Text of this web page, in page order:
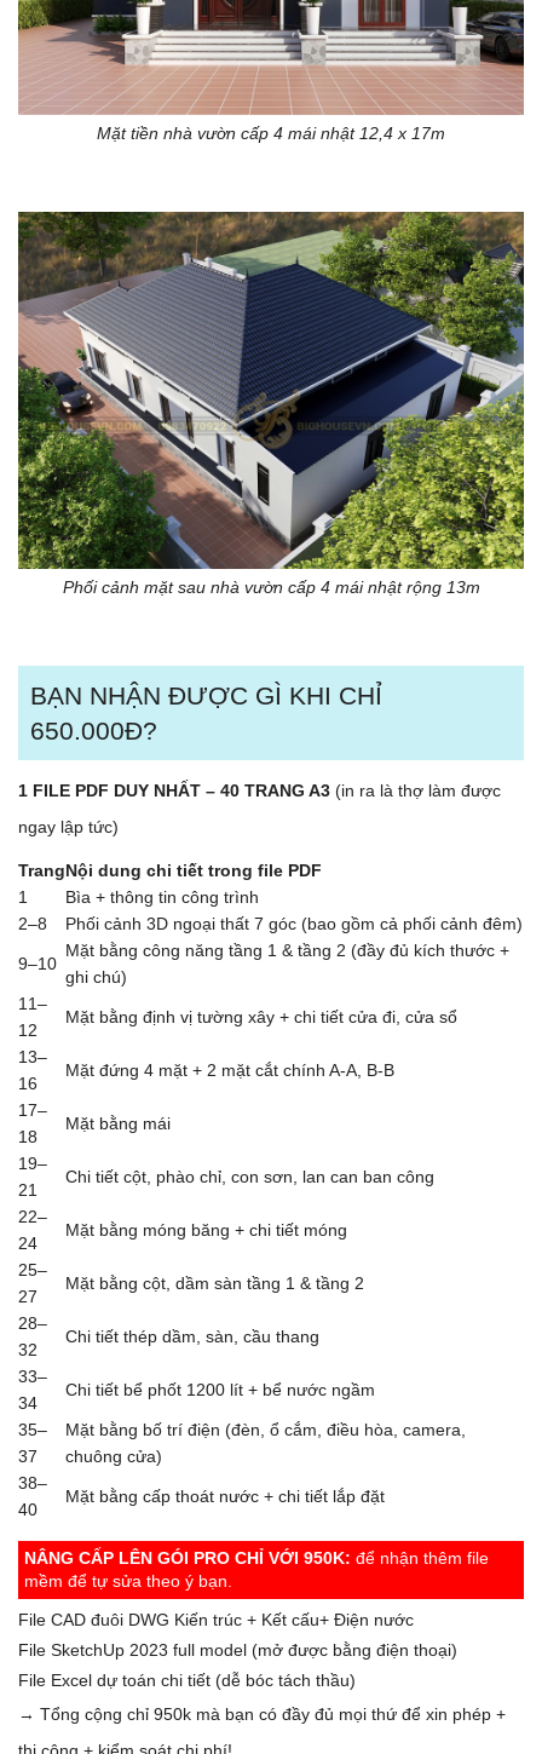
Mặt tiền nhà vườn cấp 4 mái nhật 12,4 x 17m
Phối cảnh mặt sau nhà vườn cấp 4 mái nhật rộng 13m
BẠN NHẬN ĐƯỢC GÌ KHI CHỈ
650.000Đ?
1 FILE PDF DUY NHẤT – 40 TRANG A3 (in ra là thợ làm được
ngay lập tức)
TrangNội dung chi tiết trong file PDF
1
Bìa + thông tin công trình
2–8
Phối cảnh 3D ngoại thất 7 góc (bao gồm cả phối cảnh đêm)
9–10
Mặt bằng công năng tầng 1 & tầng 2 (đầy đủ kích thước +
ghi chú)
11–
12
Mặt bằng định vị tường xây + chi tiết cửa đi, cửa sổ
13–
16
Mặt đứng 4 mặt + 2 mặt cắt chính A-A, B-B
17–
18
Mặt bằng mái
19–
21
Chi tiết cột, phào chỉ, con sơn, lan can ban công
22–
24
Mặt bằng móng băng + chi tiết móng
25–
27
Mặt bằng cột, dầm sàn tầng 1 & tầng 2
28–
32
Chi tiết thép dầm, sàn, cầu thang
33–
34
Chi tiết bể phốt 1200 lít + bể nước ngầm
35–
37
Mặt bằng bố trí điện (đèn, ổ cắm, điều hòa, camera,
chuông cửa)
38–
40
Mặt bằng cấp thoát nước + chi tiết lắp đặt
NÂNG CẤP LÊN GÓI PRO CHỈ VỚI 950K: để nhận thêm file
mềm để tự sửa theo ý bạn.
File CAD đuôi DWG Kiến trúc + Kết cấu+ Điện nước
File SketchUp 2023 full model (mở được bằng điện thoại)
File Excel dự toán chi tiết (dễ bóc tách thầu)
→ Tổng cộng chỉ 950k mà bạn có đầy đủ mọi thứ để xin phép +